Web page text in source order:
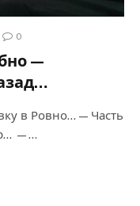
0
—
в Ровно… — Часть
—…